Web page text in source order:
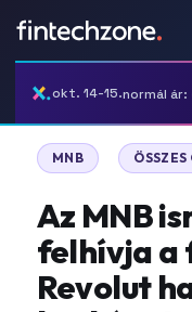
okt. 14-15.normál ár:
MNB |
Az MNB
felhívja a
Revolut